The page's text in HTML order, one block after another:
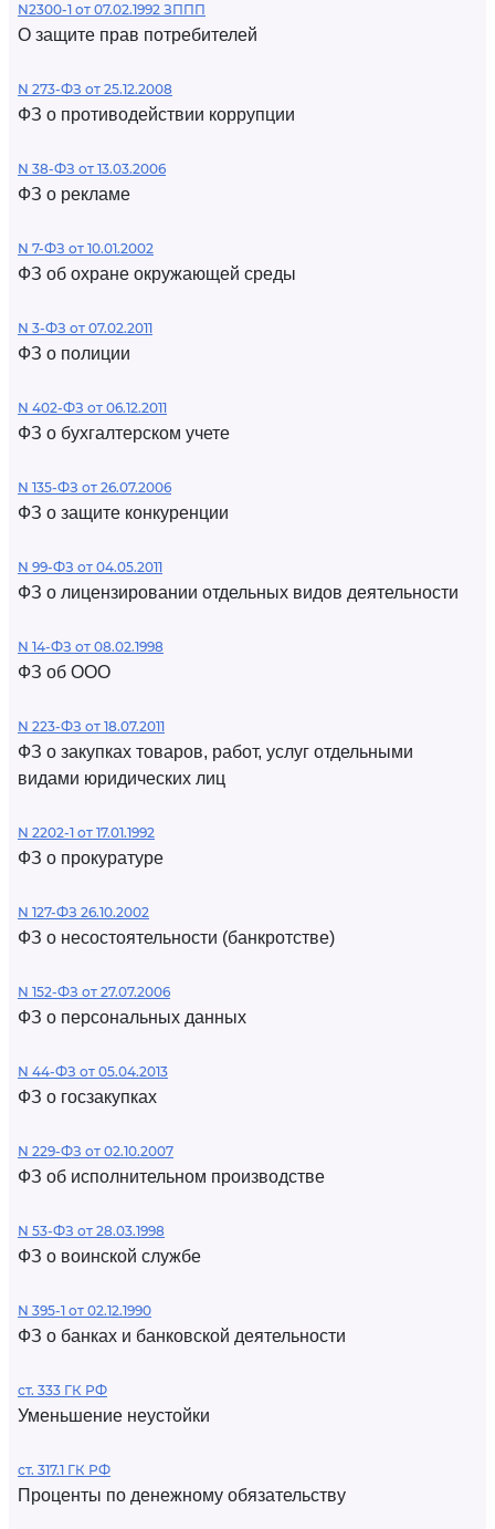
N2300-1 от 07.02.1992 ЗППП
О защите прав потребителей
N 273-ФЗ от 25.12.2008
ФЗ о противодействии коррупции
N 38-ФЗ от 13.03.2006
ФЗ о рекламе
N 7-ФЗ от 10.01.2002
ФЗ об охране окружающей среды
N 3-ФЗ от 07.02.2011
ФЗ о полиции
N 402-ФЗ от 06.12.2011
ФЗ о бухгалтерском учете
N 135-ФЗ от 26.07.2006
ФЗ о защите конкуренции
N 99-ФЗ от 04.05.2011
ФЗ о лицензировании отдельных видов деятельности
N 14-ФЗ от 08.02.1998
ФЗ об ООО
N 223-ФЗ от 18.07.2011
ФЗ о закупках товаров, работ, услуг отдельными
видами юридических лиц
N 2202-1 от 17.01.1992
ФЗ о прокуратуре
N 127-ФЗ 26.10.2002
ФЗ о несостоятельности (банкротстве)
N 152-ФЗ от 27.07.2006
ФЗ о персональных данных
N 44-ФЗ от 05.04.2013
ФЗ о госзакупках
N 229-ФЗ от 02.10.2007
ФЗ об исполнительном производстве
N 53-ФЗ от 28.03.1998
ФЗ о воинской службе
N 395-1 от 02.12.1990
ФЗ о банках и банковской деятельности
ст. 333 ГК РФ
Уменьшение неустойки
ст. 317.1 ГК РФ
Проценты по денежному обязательству